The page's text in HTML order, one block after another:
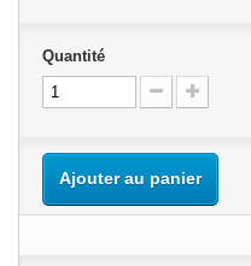
Quantité
Ajouter au panier